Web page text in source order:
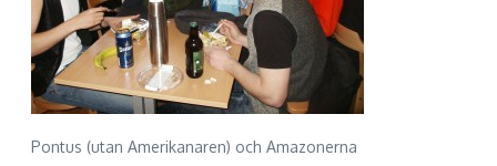
Pontus (utan Amerikanaren) och Amazonerna